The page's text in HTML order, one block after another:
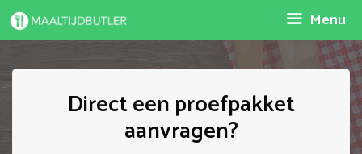
Spring
naar
Menu
Direct een proefpakket
aanvragen?